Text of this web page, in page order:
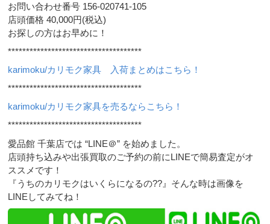
お問い合わせ番号 156-020741-105
店頭価格 40,000円(税込)
お探しの方はお早めに！
*************************************
karimoku/カリモク家具 入荷まとめはこちら！
*************************************
karimoku/カリモク家具を売るならこちら！
*************************************
愛品館 千葉店では “LINE＠” を始めました。
店頭持ち込みや出張買取のご予約の前にLINEで簡易査定がオ
ススメです！
『うちのカリモクはいくらになるの??』そんな時は画像を
LINEしてみてね！